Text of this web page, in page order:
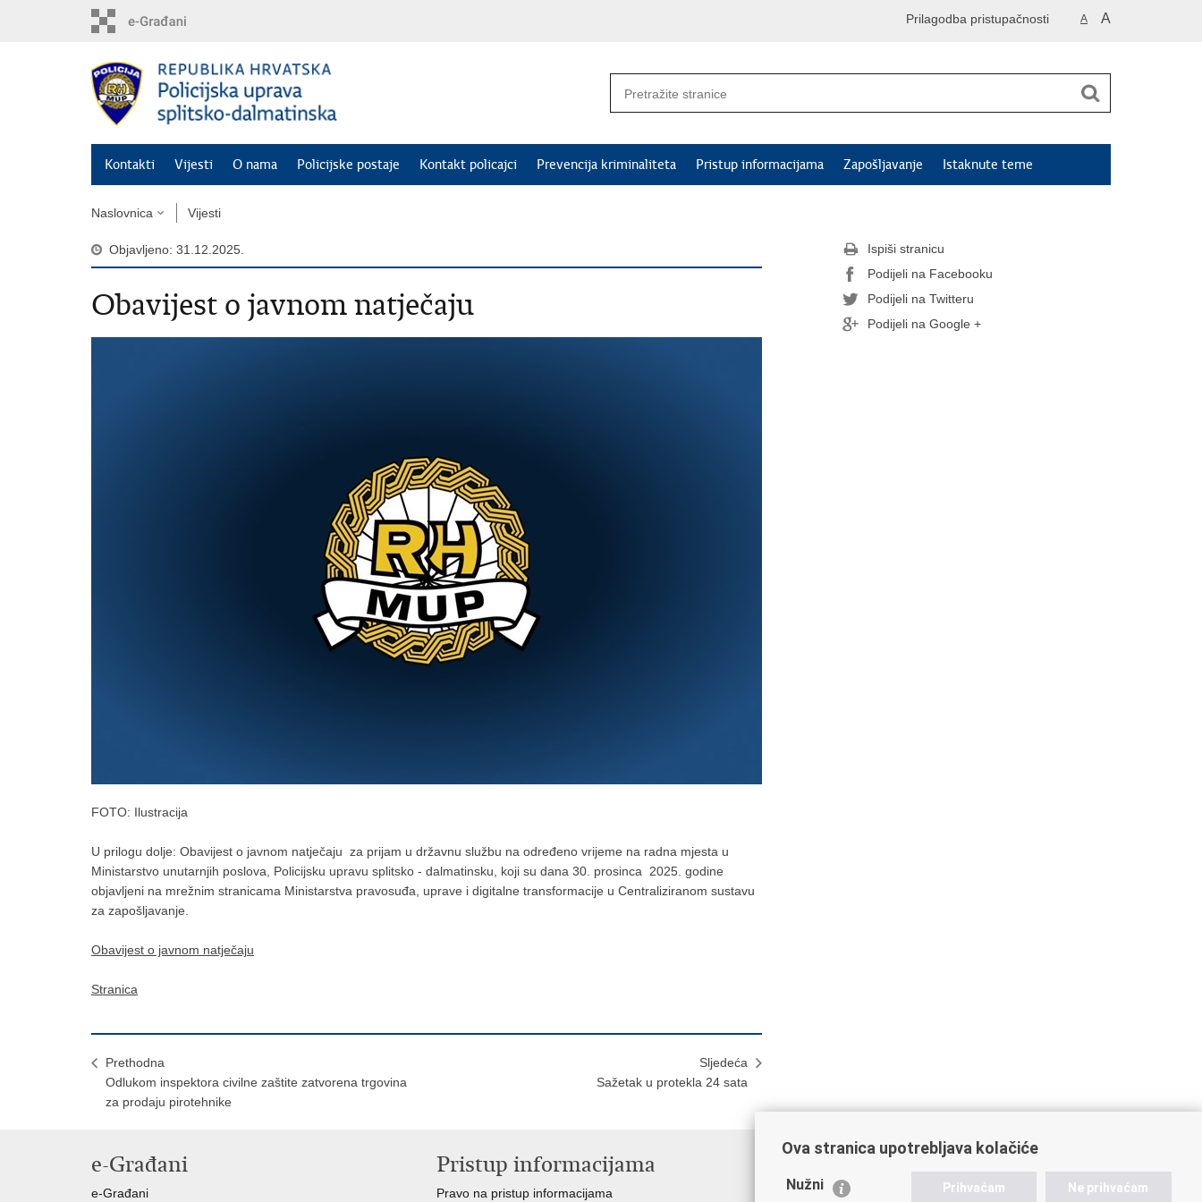
A A
Prilagodba pristupačnosti
Kontakti Vijesti O nama Policijske postaje Kontakt policajci Prevencija kriminaliteta Pristup informacijama Zapošljavanje Istaknute teme
Naslovnica Vijesti
Objavljeno: 31.12.2025.
Obavijest o javnom natječaju
FOTO: Ilustracija
U prilogu dolje: Obavijest o javnom natječaju za prijam u državnu službu na određeno vrijeme na radna mjesta u
Ministarstvo unutarnjih poslova, Policijsku upravu splitsko - dalmatinsku, koji su dana 30. prosinca 2025. godine
objavljeni na mrežnim stranicama Ministarstva pravosuđa, uprave i digitalne transformacije u Centraliziranom sustavu
za zapošljavanje.
Obavijest o javnom natječaju
Stranica
Prethodna
Odlukom inspektora civilne zaštite zatvorena trgovina
za prodaju pirotehnike
Sljedeća
Sažetak u protekla 24 sata
Ispiši stranicu
Podijeli na Facebooku
Podijeli na Twitteru
Podijeli na Google +
e-Građani
e-Građani
Pristup informacijama
Pravo na pristup informacijama
Važne poveznice
Ministarstvo unutarnjih poslova
Ova stranica upotrebljava kolačiće
Nužni Prihvaćam Ne prihvaćam